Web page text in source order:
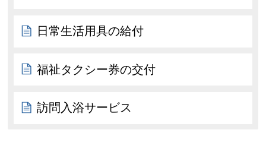
日常生活用具の給付
福祉タクシー券の交付
訪問入浴サービス